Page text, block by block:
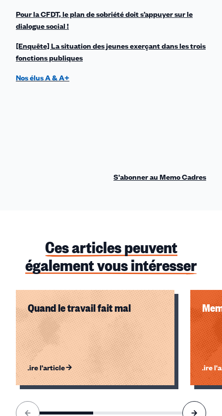
Pour la CFDT, le plan de sobriété doit s’appuyer sur le
dialogue social !
[Enquête] La situation des jeunes exerçant dans les trois
fonctions publiques
Nos élus A & A+
S'abonner au Memo Cadres
Ces articles peuvent
également vous intéresser
Quand le travail fait mal
Lire l'article Lire